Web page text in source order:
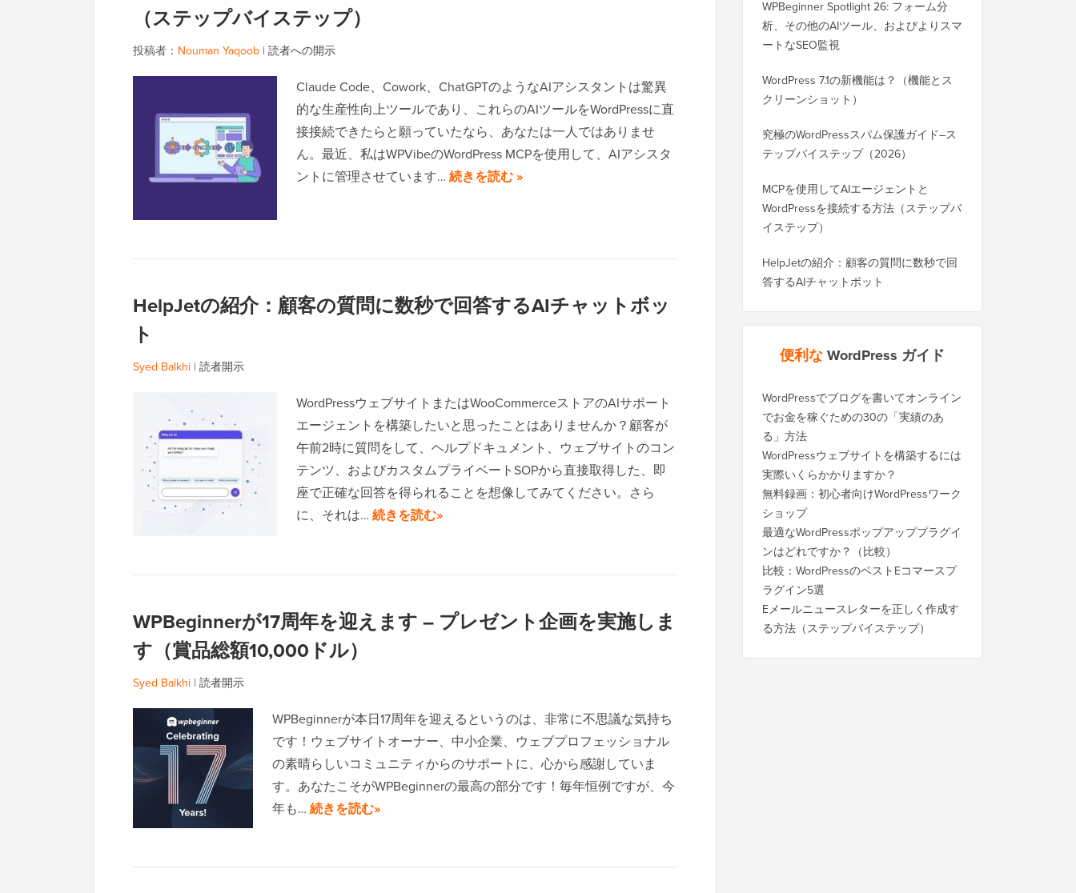
（ステップバイステップ）
投稿者： Nouman Yaqoob | 読者への開示
Claude Code、Cowork、ChatGPTのようなAIアシスタントは驚異
的な生産性向上ツールであり、これらのAIツールをWordPressに直
接接続できたらと願っていたなら、あなたは一人ではありませ
ん。最近、私はWPVibeのWordPress MCPを使用して、AIアシスタ
ントに管理させています… 続きを読む »
HelpJetの紹介：顧客の質問に数秒で回答するAIチャットボッ
ト
Syed Balkhi | 読者開示
WordPressウェブサイトまたはWooCommerceストアのAIサポート
エージェントを構築したいと思ったことはありませんか？顧客が
午前2時に質問をして、ヘルプドキュメント、ウェブサイトのコン
テンツ、およびカスタムプライベートSOPから直接取得した、即
座で正確な回答を得られることを想像してみてください。さら
に、それは… 続きを読む»
WPBeginnerが17周年を迎えます – プレゼント企画を実施しま
す（賞品総額10,000ドル）
Syed Balkhi | 読者開示
WPBeginnerが本日17周年を迎えるというのは、非常に不思議な気持ち
です！ウェブサイトオーナー、中小企業、ウェブプロフェッショナル
の素晴らしいコミュニティからのサポートに、心から感謝していま
す。あなたこそがWPBeginnerの最高の部分です！毎年恒例ですが、今
年も… 続きを読む»
WPBeginner Spotlight 26: フォーム分
析、その他のAIツール、およびよりスマ
ートなSEO監視
WordPress 7.1の新機能は？（機能とス
クリーンショット）
究極のWordPressスパム保護ガイド–ス
テップバイステップ（2026）
MCPを使用してAIエージェントと
WordPressを接続する方法（ステップバ
イステップ）
HelpJetの紹介：顧客の質問に数秒で回
答するAIチャットボット
便利なWordPress ガイド
WordPressでブログを書いてオンライン
でお金を稼ぐための30の「実績のあ
る」方法
WordPressウェブサイトを構築するには
実際いくらかかりますか？
無料録画：初心者向けWordPressワーク
ショップ
最適なWordPressポップアッププラグイ
ンはどれですか？（比較）
比較：WordPressのベストEコマースプ
ラグイン5選
Eメールニュースレターを正しく作成す
る方法（ステップバイステップ）